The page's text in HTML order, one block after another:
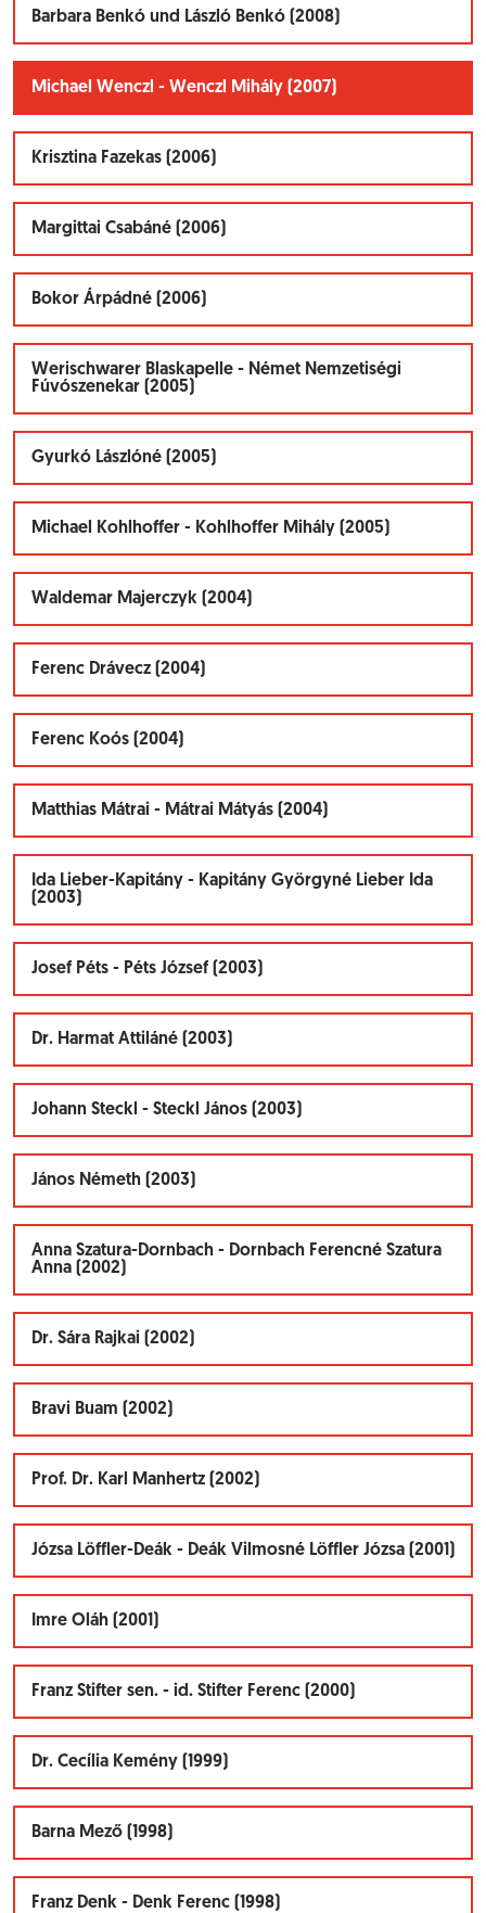
Barbara Benkó und László Benkó (2008)
Michael Wenczl - Wenczl Mihály (2007)
Krisztina Fazekas (2006)
Margittai Csabáné (2006)
Bokor Árpádné (2006)
Werischwarer Blaskapelle - Német Nemzetiségi
Fúvószenekar (2005)
Gyurkó Lászlóné (2005)
Michael Kohlhoffer - Kohlhoffer Mihály (2005)
Waldemar Majerczyk (2004)
Ferenc Drávecz (2004)
Ferenc Koós (2004)
Matthias Mátrai - Mátrai Mátyás (2004)
Ida Lieber-Kapitány - Kapitány Györgyné Lieber Ida
(2003)
Josef Péts - Péts József (2003)
Dr. Harmat Attiláné (2003)
Johann Steckl - Steckl János (2003)
János Németh (2003)
Anna Szatura-Dornbach - Dornbach Ferencné Szatura
Anna (2002)
Dr. Sára Rajkai (2002)
Bravi Buam (2002)
Prof. Dr. Karl Manhertz (2002)
Józsa Löffler-Deák - Deák Vilmosné Löffler Józsa (2001)
Imre Oláh (2001)
Franz Stifter sen. - id. Stifter Ferenc (2000)
Dr. Cecília Kemény (1999)
Barna Mező (1998)
Franz Denk - Denk Ferenc (1998)